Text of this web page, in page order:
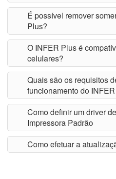
É possível remover
Plus?
O INFER Plus é
celulares?
Quais são os requisitos
funcionamento do
Como definir um driver
Impressora Padrão
Como efetuar a